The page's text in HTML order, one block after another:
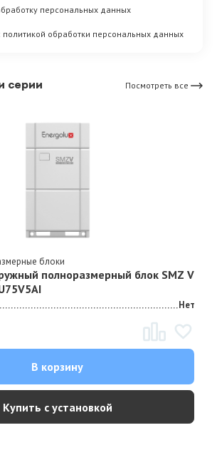
персональных данных
политикой обработки персональных данных
серии Посмотреть все
блоки
полноразмерный блок SMZ V
Нет
В корзину
Купить с установкой